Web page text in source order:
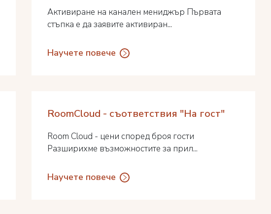
Активиране на канален мениджър Първата
стъпка е да заявите активиран...
Научете повече
RoomCloud - съответствия "На гост"
Room Cloud - цени според броя гости
Разширихме възможностите за прил...
Научете повече